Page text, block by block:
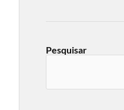
Pesquisar